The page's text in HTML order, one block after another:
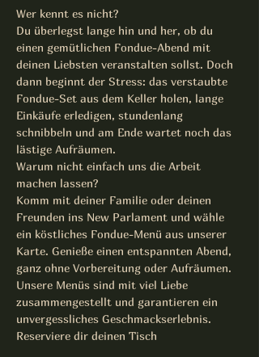
Wer kennt es nicht?
Du überlegst lange hin und her, ob du
einen gemütlichen Fondue-Abend mit
deinen Liebsten veranstalten sollst. Doch
dann beginnt der Stress: das verstaubte
Fondue-Set aus dem Keller holen, lange
Einkäufe erledigen, stundenlang
schnibbeln und am Ende wartet noch das
lästige Aufräumen.
Warum nicht einfach uns die Arbeit
machen lassen?
Komm mit deiner Familie oder deinen
Freunden ins New Parlament und wähle
ein köstliches Fondue-Menü aus unserer
Karte. Genieße einen entspannten Abend,
ganz ohne Vorbereitung oder Aufräumen.
Unsere Menüs sind mit viel Liebe
zusammengestellt und garantieren ein
unvergessliches Geschmackserlebnis.
Reserviere dir deinen Tisch